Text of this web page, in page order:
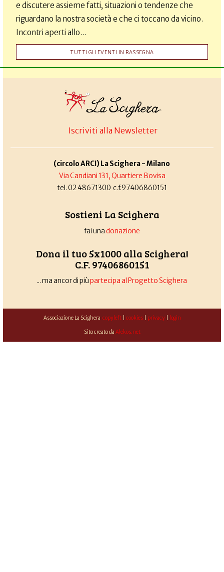
e discutere assieme fatti, situazioni o tendenze che
riguardano la nostra società e che ci toccano da vicino.
Incontri aperti allo...
TUTTI GLI EVENTI IN RASSEGNA
Iscriviti alla Newsletter
(circolo ARCI) La Scighera - Milano
Via Candiani 131, Quartiere Bovisa
tel. 02 48671300 c.f.97406860151
Sostieni La Scighera
fai unadonazione
Dona il tuo 5x1000 alla Scighera!
C.F. 97406860151
... ma ancor di piùpartecipa al Progetto Scighera
Associazione La Scighera copyleft| cookies| privacy| login
Sito creato da Alekos.net